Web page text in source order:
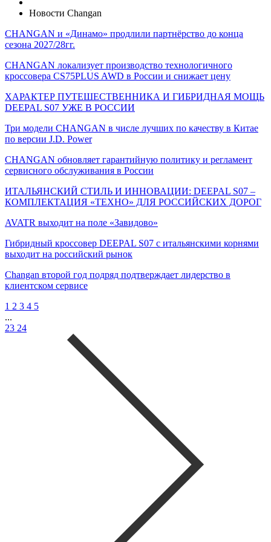
Новости Changan
CHANGAN и «Динамо» продлили партнёрство до конца
сезона 2027/28гг.
CHANGAN локализует производство технологичного
кроссовера CS75PLUS AWD в России и снижает цену
ХАРАКТЕР ПУТЕШЕСТВЕННИКА И ГИБРИДНАЯ МОЩЬ
DEEPAL S07 УЖЕ В РОССИИ
Три модели CHANGAN в числе лучших по качеству в Китае
по версии J.D. Power
CHANGAN обновляет гарантийную политику и регламент
сервисного обслуживания в России
ИТАЛЬЯНСКИЙ СТИЛЬ И ИННОВАЦИИ: DEEPAL S07 –
КОМПЛЕКТАЦИЯ «ТЕХНО» ДЛЯ РОССИЙСКИХ ДОРОГ
AVATR выходит на поле «Завидово»
Гибридный кроссовер DEEPAL S07 с итальянскими корнями
выходит на российский рынок
Changan второй год подряд подтверждает лидерство в
клиентском сервисе
1 2 3 4 5
...
23 24